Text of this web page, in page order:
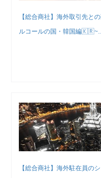
【総合商社】海外取引先と
ルコールの国・韓国編🇰🇷~...
【総合商社】海外駐在員の